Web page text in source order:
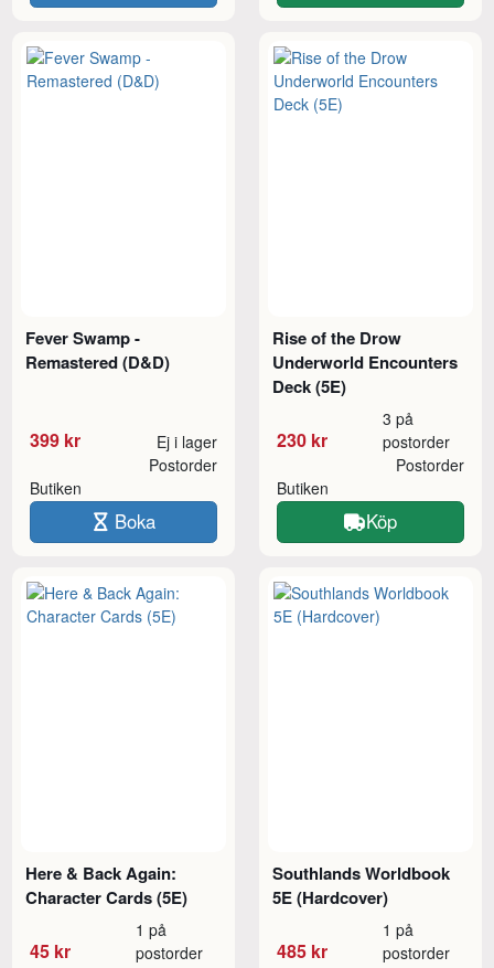
Fever Swamp -
Remastered (D&D)
399 kr Ej i lager
Butiken
Postorder
Boka
Rise of the Drow
Underworld Encounters
Deck (5E)
230 kr
3 på
postorder
Butiken
Postorder
Köp
Here & Back Again:
Character Cards (5E)
45 kr
1 på
postorder
Southlands Worldbook
5E (Hardcover)
485 kr
1 på
postorder